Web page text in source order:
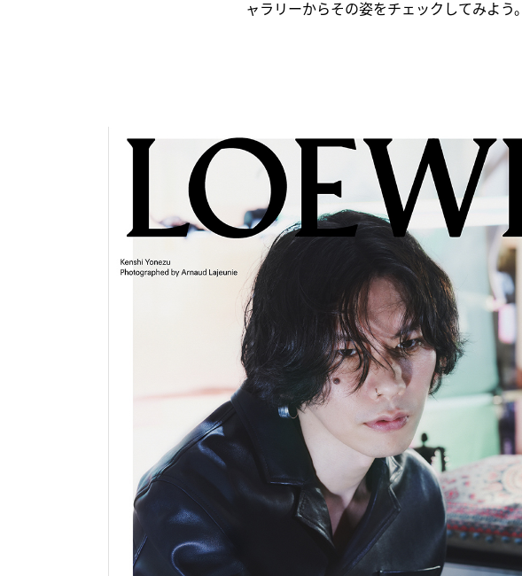
ャラリーからその姿をチェックしてみよう。